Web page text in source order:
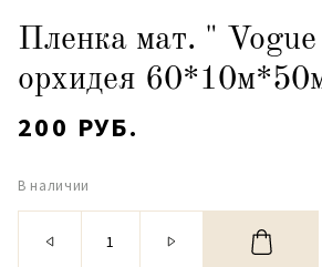
Пленка мат. " Vogue
орхидея
200 РУБ.
В наличии